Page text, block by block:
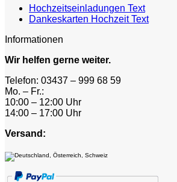
Hochzeitseinladungen Text
Dankeskarten Hochzeit Text
Informationen
Wir helfen gerne weiter.
Telefon: 03437 – 999 68 59
Mo. – Fr.:
10:00 – 12:00 Uhr
14:00 – 17:00 Uhr
Versand: